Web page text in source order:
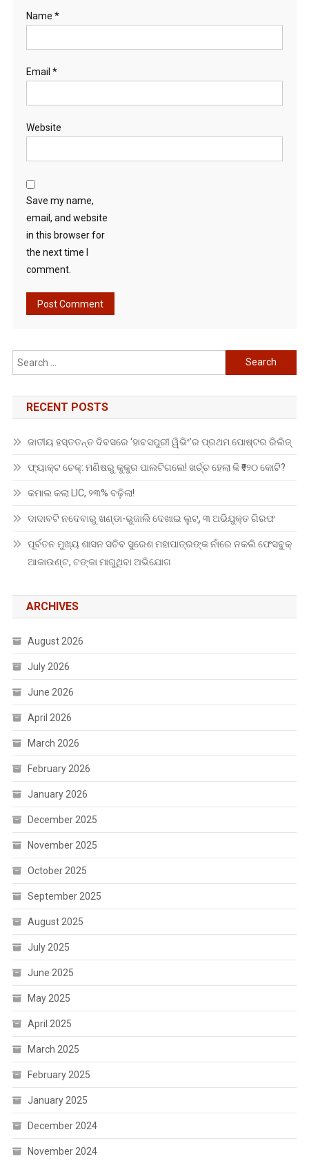
Name *
Email *
Website
Save my name,
email, and website
in this browser for
the next time I
comment.
Search
for:
RECENT POSTS
ଜାତୀୟ ହସ୍ତତନ୍ତ ଦିବସରେ ‘ହାବସପୁରୀ ୱିଭିଂ’ର ପ୍ରଥମ ପୋଷ୍ଟର ରିଲିଜ୍
ଫ୍ୟାକ୍ଟ ଚେକ୍: ମଣିଷରୁ କୁକୁର ପାଲଟିଗଲେ! ଖର୍ଚ୍ଚ ହେଲା କି ₹୨୨୦ କୋଟି?
କମାଲ କଲା LIC, ୨୩% ବଢ଼ିଲା!
ଦାଦାବଟି ନଦେବାରୁ ଖଣ୍ଡା-ଭୁଜାଲି ଦେଖାଇ ଲୁଟ୍, ୩ ଅଭିଯୁକ୍ତ ଗିରଫ
ପୂର୍ବତନ ମୁଖ୍ୟ ଶାସନ ସଚିବ ସୁରେଶ ମହାପାତ୍ରଙ୍କ ନାଁରେ ନକଲି ଫେସବୁକ୍
ଆକାଉଣ୍ଟ, ଟଙ୍କା ମାଗୁଥିବା ଅଭିଯୋଗ
ARCHIVES
August 2026
July 2026
June 2026
April 2026
March 2026
February 2026
January 2026
December 2025
November 2025
October 2025
September 2025
August 2025
July 2025
June 2025
May 2025
April 2025
March 2025
February 2025
January 2025
December 2024
November 2024